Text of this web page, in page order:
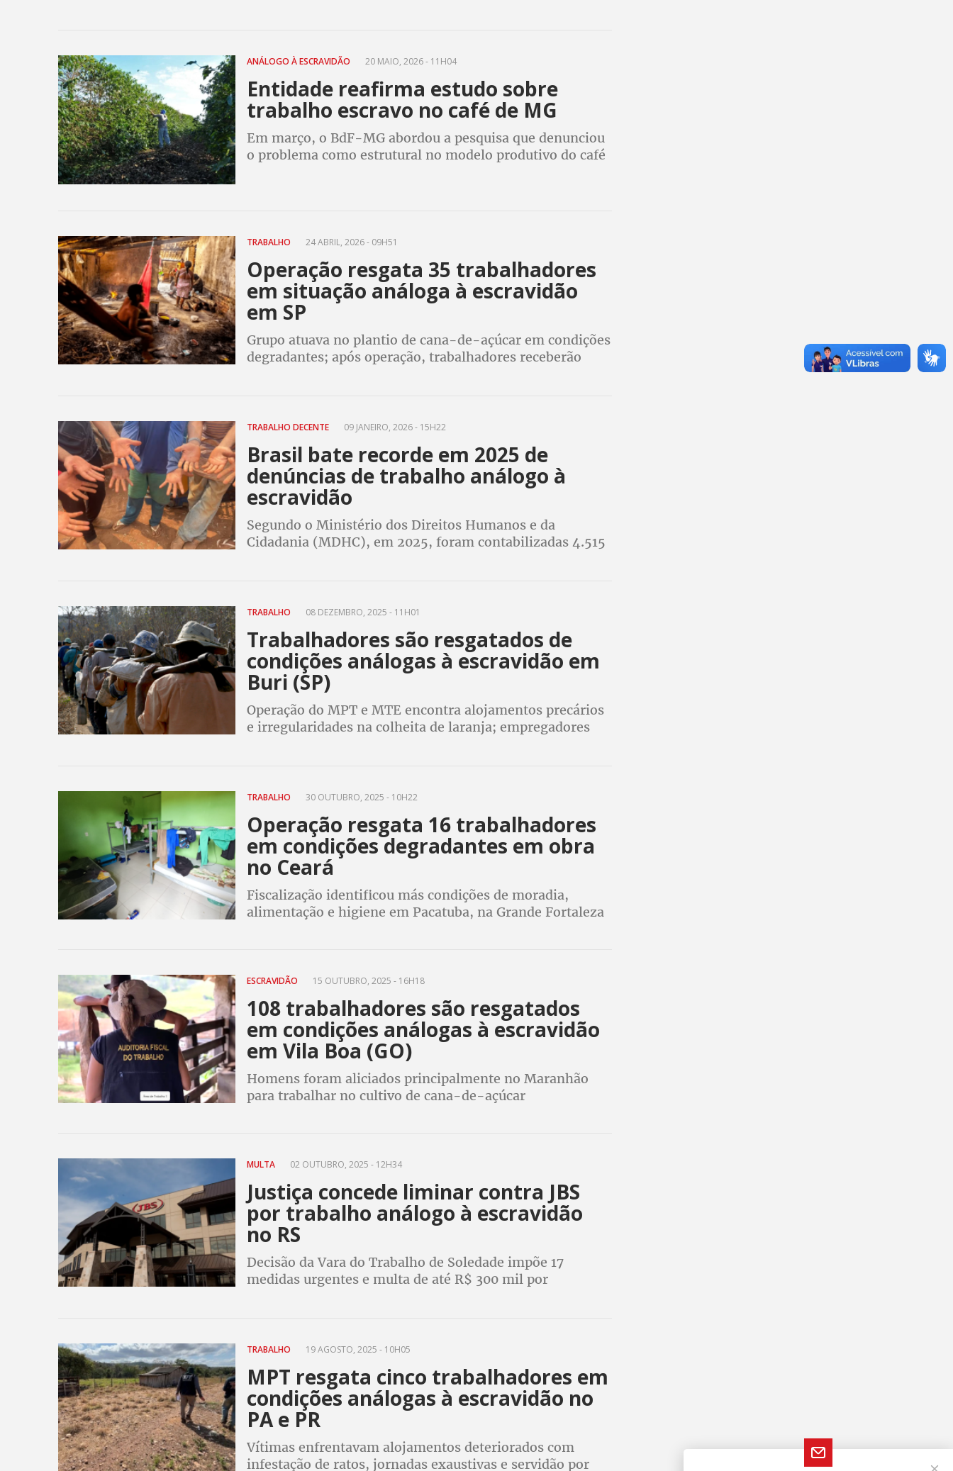
ANÁLOGO À ESCRAVIDÃO 20 MAIO, 2026 - 11H04
Entidade reafirma estudo sobre
trabalho escravo no café de MG
Em março, o BdF-MG abordou a pesquisa que denunciou
o problema como estrutural no modelo produtivo do café
TRABALHO 24 ABRIL, 2026 - 09H51
Operação resgata 35 trabalhadores
em situação análoga à escravidão
em SP
Grupo atuava no plantio de cana-de-açúcar em condições
degradantes; após operação, trabalhadores receberão
TRABALHO DECENTE 09 JANEIRO, 2026 - 15H22
Brasil bate recorde em 2025 de
denúncias de trabalho análogo à
escravidão
Segundo o Ministério dos Direitos Humanos e da
Cidadania (MDHC), em 2025, foram contabilizadas 4.515
TRABALHO 08 DEZEMBRO, 2025 - 11H01
Trabalhadores são resgatados de
condições análogas à escravidão em
Buri (SP)
Operação do MPT e MTE encontra alojamentos precários
e irregularidades na colheita de laranja; empregadores
TRABALHO 30 OUTUBRO, 2025 - 10H22
Operação resgata 16 trabalhadores
em condições degradantes em obra
no Ceará
Fiscalização identificou más condições de moradia,
alimentação e higiene em Pacatuba, na Grande Fortaleza
ESCRAVIDÃO 15 OUTUBRO, 2025 - 16H18
108 trabalhadores são resgatados
em condições análogas à escravidão
em Vila Boa (GO)
Homens foram aliciados principalmente no Maranhão
para trabalhar no cultivo de cana-de-açúcar
MULTA 02 OUTUBRO, 2025 - 12H34
Justiça concede liminar contra JBS
por trabalho análogo à escravidão
no RS
Decisão da Vara do Trabalho de Soledade impõe 17
medidas urgentes e multa de até R$ 300 mil por
TRABALHO 19 AGOSTO, 2025 - 10H05
MPT resgata cinco trabalhadores em
condições análogas à escravidão no
PA e PR
Vítimas enfrentavam alojamentos deteriorados com
infestação de ratos, jornadas exaustivas e servidão por